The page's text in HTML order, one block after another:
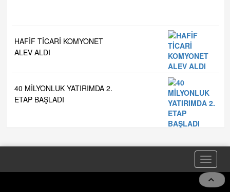
HAFİF TİCARİ KOMYONET
ALEV ALDI
40 MİLYONLUK YATIRIMDA 2.
ETAP BAŞLADI
Toggle